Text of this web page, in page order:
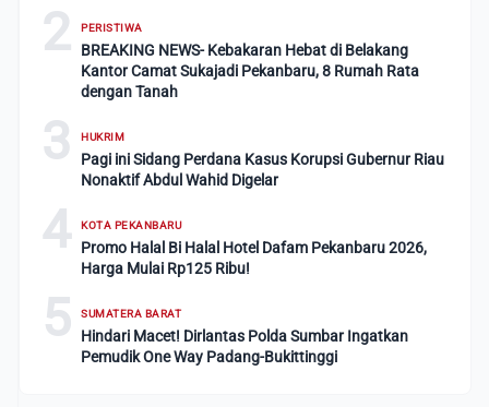
2 PERISTIWA
BREAKING NEWS- Kebakaran Hebat di Belakang
Kantor Camat Sukajadi Pekanbaru, 8 Rumah Rata
dengan Tanah
3 HUKRIM
Pagi ini Sidang Perdana Kasus Korupsi Gubernur Riau
Nonaktif Abdul Wahid Digelar
4 KOTA PEKANBARU
Promo Halal Bi Halal Hotel Dafam Pekanbaru 2026,
Harga Mulai Rp125 Ribu!
5 SUMATERA BARAT
Hindari Macet! Dirlantas Polda Sumbar Ingatkan
Pemudik One Way Padang-Bukittinggi